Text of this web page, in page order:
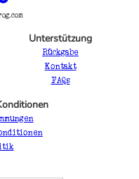
Unterstützung
Rückgabe
Kontakt
FAQs